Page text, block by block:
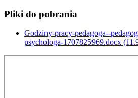
Pliki do pobrania
Godziny-pracy-pedagoga--
psychologa-1707825969.docx